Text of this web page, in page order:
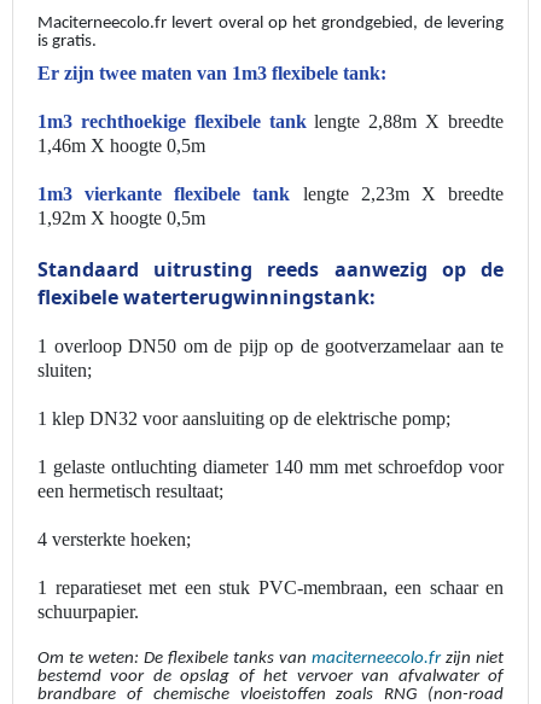
Maciterneecolo.fr levert overal op het grondgebied, de levering
is gratis.
Er zijn twee maten van 1m3 flexibele tank:
1m3 rechthoekige flexibele tanklengte 2,88m X breedte
1,46m X hoogte 0,5m
1m3 vierkante flexibele tank lengte 2,23m X breedte
1,92m X hoogte 0,5m
Standaard uitrusting reeds aanwezig op de
flexibele waterterugwinningstank:
1 overloop DN50 om de pijp op de gootverzamelaar aan te
sluiten;
1 klep DN32 voor aansluiting op de elektrische pomp;
1 gelaste ontluchting diameter 140 mm met schroefdop voor
een hermetisch resultaat;
4 versterkte hoeken;
1 reparatieset met een stuk PVC-membraan, een schaar en
schuurpapier.
Om te weten: De flexibele tanks van maciterneecolo.frzijn niet
bestemd voor de opslag of het vervoer van afvalwater of
brandbare of chemische vloeistoffen zoals RNG (non-road